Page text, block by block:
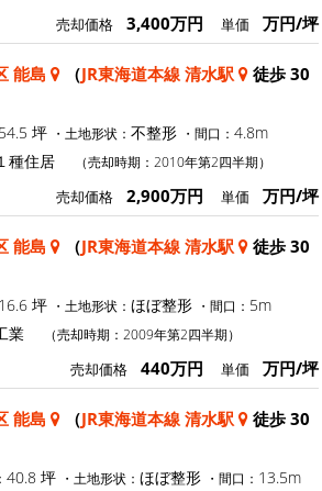
売却価格 3,400万円 単価 万円/坪
能島 （JR東海道本線 清水駅
徒歩 30
54.5 坪 ・土地形状： 不整形 ・間口： 4.8m
種住居 （売却時期：2010年第2四半期）
売却価格 2,900万円 単価 万円/坪
能島 （JR東海道本線 清水駅
徒歩 30
16.6 坪 ・土地形状： ほぼ整形 ・間口： 5m
業 （売却時期：2009年第2四半期）
売却価格 440万円 単価 万円/坪
能島 （JR東海道本線 清水駅
徒歩 30
40.8 坪 ・土地形状： ほぼ整形 ・間口： 13.5m